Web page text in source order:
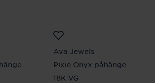
Ava Jewels
Pixie Onyx påhänge
18K VG